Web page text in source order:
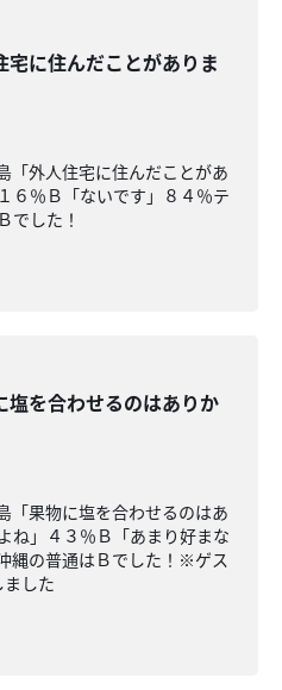
宅に住んだことがありま
「外人住宅に住んだことがあ
６％Ｂ「ないです」８４％テ
でした！
塩を合わせるのはありか
「果物に塩を合わせるのはあ
ね」４３％Ｂ「あまり好まな
縄の普通はＢでした！※ゲス
した